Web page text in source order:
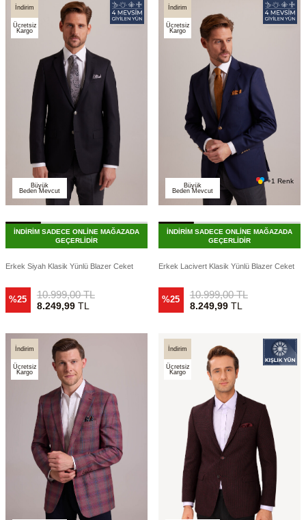
İndirim
Ücretsiz
Kargo
Büyük
Beden Mevcut
İNDİRİM SADECE ONLİNE MAĞAZADA
GEÇERLİDİR
Erkek Siyah Klasik Yünlü Blazer Ceket
%25 10.999,00TL
8.249,99TL
İndirim
Ücretsiz
Kargo
Büyük
Beden Mevcut
+1 Renk
İNDİRİM SADECE ONLİNE MAĞAZADA
GEÇERLİDİR
Erkek Lacivert Klasik Yünlü Blazer Ceket
%25 10.999,00TL
8.249,99TL
İndirim
Ücretsiz
Kargo
İndirim
Ücretsiz
Kargo